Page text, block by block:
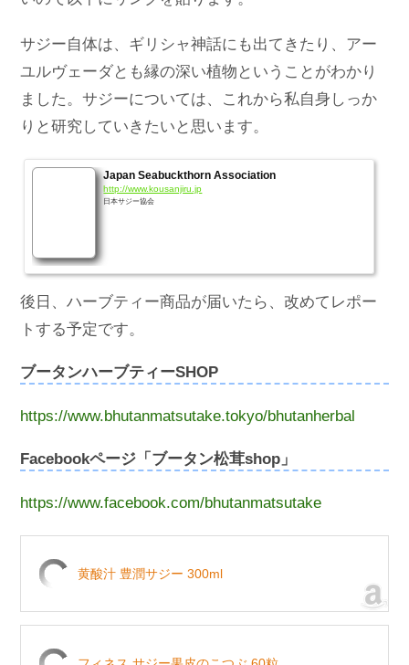
サジー自体は、ギリシャ神話にも出てきたり、アー
ユルヴェーダとも縁の深い植物ということがわかり
ました。サジーについては、これから私自身しっか
りと研究していきたいと思います。
Japan Seabuckthorn Association
http://www.kousanjiru.jp
日本サジー協会
後日、ハーブティー商品が届いたら、改めてレポー
トする予定です。
ブータンハーブティーSHOP
https://www.bhutanmatsutake.tokyo/bhutanherbal
Facebookページ「ブータン松茸shop」
https://www.facebook.com/bhutanmatsutake
黄酸汁 豊潤サジー 300ml